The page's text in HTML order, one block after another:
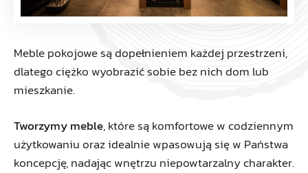
Meble pokojowe są dopełnieniem każdej przestrzeni,
dlatego ciężko wyobrazić sobie bez nich dom lub
mieszkanie.
Tworzymy meble, które są komfortowe w codziennym
użytkowaniu oraz idealnie wpasowują się w Państwa
koncepcję, nadając wnętrzu niepowtarzalny charakter.